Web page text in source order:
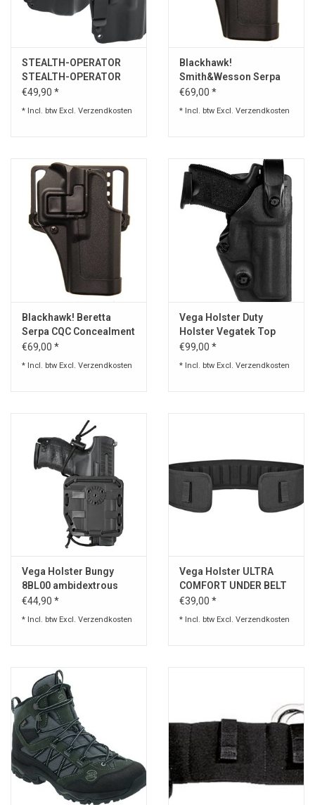
STEALTH-OPERATOR
STEALTH-OPERATOR
MULTI-FIT HOLSTER
FULL SIZE IWB
€49,90 *
* Incl. btw Excl. Verzendkosten
Blackhawk!
Smith&Wesson Serpa
CQC Concealment
Holster Matte Finish
€69,00 *
* Incl. btw Excl. Verzendkosten
Blackhawk! Beretta
Serpa CQC Concealment
Holster Matte Finish
€69,00 *
* Incl. btw Excl. Verzendkosten
Vega Holster Duty
Holster Vegatek Top
VKT8
€99,00 *
* Incl. btw Excl. Verzendkosten
Vega Holster Bungy
8BL00 ambidextrous
holster zwart voor elk
€44,90 *
* Incl. btw Excl. Verzendkosten
Vega Holster ULTRA
COMFORT UNDER BELT
€39,00 *
* Incl. btw Excl. Verzendkosten